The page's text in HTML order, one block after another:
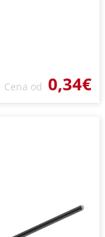
Cena od 0,34€